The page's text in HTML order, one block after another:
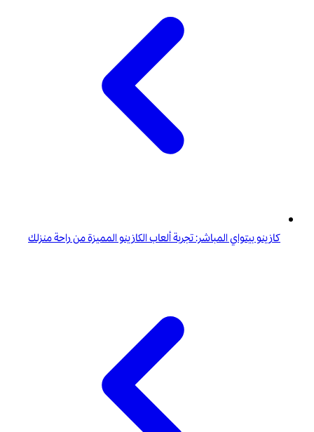
كازينو بيتواي المباشر: تجربة ألعاب الكازينو المميزة من راحة منزلك